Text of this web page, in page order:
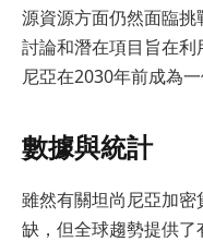
源資源方面仍然面臨
討論和潛在項目旨在
尼亞在2030年前成為
數據與統計
雖然有關坦尚尼亞加
缺，但全球趨勢提供